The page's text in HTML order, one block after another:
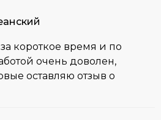
короткое время и по
очень доволен,
оставляю отзыв о